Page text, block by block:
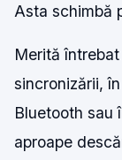
Asta schimbă
Merită
sincronizării,
Bluetooth sau
aproape